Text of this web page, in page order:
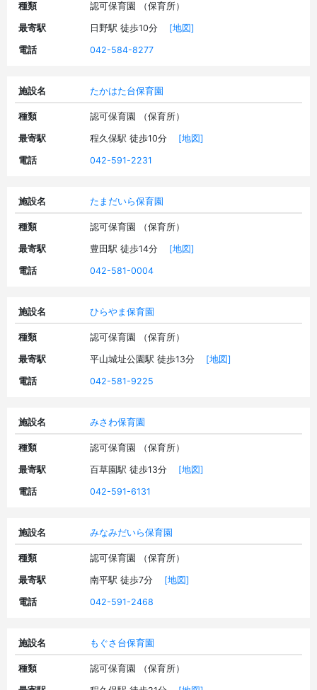
種類 認可保育園 （保育所）
最寄駅 日野駅 徒歩10分 [地図]
電話 042-584-8277
施設名 たかはた台保育園
種類 認可保育園 （保育所）
最寄駅 程久保駅 徒歩10分 [地図]
電話 042-591-2231
施設名 たまだいら保育園
種類 認可保育園 （保育所）
最寄駅 豊田駅 徒歩14分 [地図]
電話 042-581-0004
施設名 ひらやま保育園
種類 認可保育園 （保育所）
最寄駅 平山城址公園駅 徒歩13分 [地図]
電話 042-581-9225
施設名 みさわ保育園
種類 認可保育園 （保育所）
最寄駅 百草園駅 徒歩13分 [地図]
電話 042-591-6131
施設名 みなみだいら保育園
種類 認可保育園 （保育所）
最寄駅 南平駅 徒歩7分 [地図]
電話 042-591-2468
施設名 もぐさ台保育園
種類 認可保育園 （保育所）